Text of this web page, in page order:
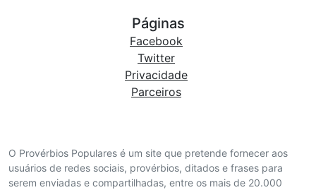
O Provérbios Populares é um site que pretende fornecer aos
usuários de redes sociais, provérbios, ditados e frases para
serem enviadas e compartilhadas, entre os mais de 20.000
Páginas
Facebook
Twitter
Privacidade
Parceiros